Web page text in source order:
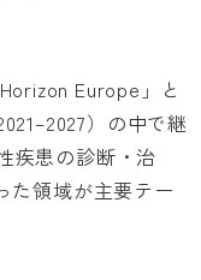
Europe」と
）の中で継
疾患の診断・治
た領域が主要テー